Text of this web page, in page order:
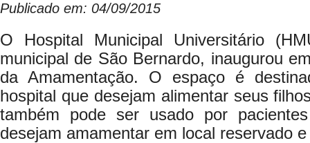
Publicado em: 04/09/2015
O Hospital Municipal Universitário
municipal de São Bernardo, inaugurou
da Amamentação. O espaço é
hospital que desejam alimentar seus
também pode ser usado por
desejam amamentar em local reservado